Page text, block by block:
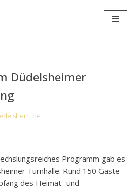
Düdelsheimer
Programm gab es
Turnhalle: Rund 150 Gäste
des Heimat- und